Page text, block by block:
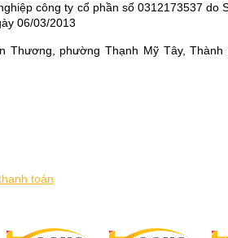
công ty cổ phần số 0312173537 do
06/03/2013
Thương, phường Thạnh Mỹ Tây, Thành
toán